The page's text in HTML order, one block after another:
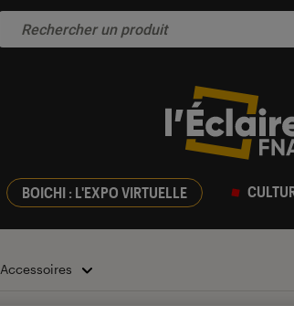
BOICHI : L'EXPO VIRTUELLE
Accessoires